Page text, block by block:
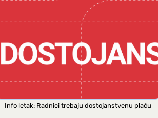
Info letak: Radnici trebaju dostojanstvenu plaću